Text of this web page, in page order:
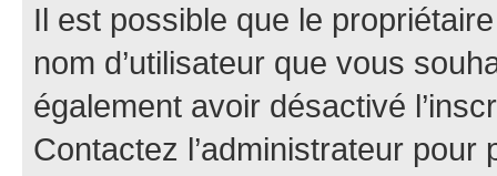
Il est possible que le
nom d’utilisateur que vous
également avoir désactivé
Contactez l’administrateur